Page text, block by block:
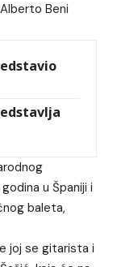
Beni
u Španiji i
baleta,
joj se gitarista i